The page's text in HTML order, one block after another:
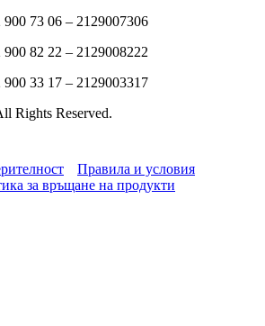
73 06 – 2129007306
82 22 – 2129008222
33 17 – 2129003317
Rights Reserved.
Правила и условия
за връщане на продукти